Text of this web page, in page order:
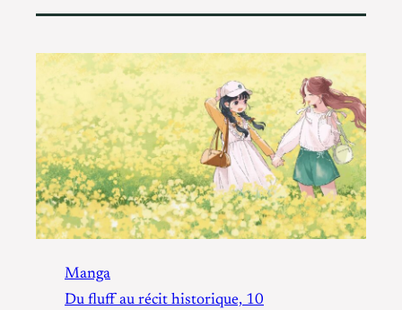
Manga
Du fluff au récit historique, 10